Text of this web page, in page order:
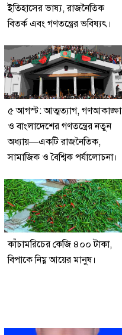
ইতিহাসের ভাষ্য, রাজনৈতিক
বিতর্ক এবং গণতন্ত্রের ভবিষ্যৎ।
৫ আগস্ট: আত্মত্যাগ, গণআকাঙ্ক্ষা
ও বাংলাদেশের গণতন্ত্রের নতুন
অধ্যায়—একটি রাজনৈতিক,
সামাজিক ও বৈশ্বিক পর্যালোচনা।
কাঁচামরিচের কেজি ৪০০ টাকা,
বিপাকে নিম্ন আয়ের মানুষ।